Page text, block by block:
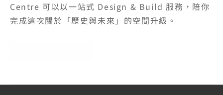
Centre 可以以一站式 Design & Build 服務，陪你
完成這次關於「歷史與未來」的空間升級。